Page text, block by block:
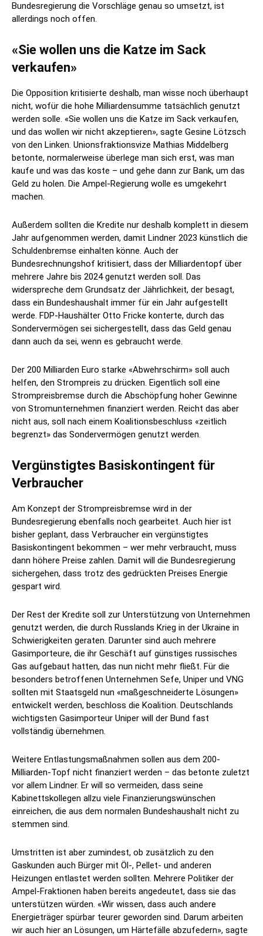
Bundesregierung die Vorschläge genau so umsetzt, ist
allerdings noch offen.
«Sie wollen uns die Katze im Sack
verkaufen»
Die Opposition kritisierte deshalb, man wisse noch überhaupt
nicht, wofür die hohe Milliardensumme tatsächlich genutzt
werden solle. «Sie wollen uns die Katze im Sack verkaufen,
und das wollen wir nicht akzeptieren», sagte Gesine Lötzsch
von den Linken. Unionsfraktionsvize Mathias Middelberg
betonte, normalerweise überlege man sich erst, was man
kaufe und was das koste – und gehe dann zur Bank, um das
Geld zu holen. Die Ampel-Regierung wolle es umgekehrt
machen.
Außerdem sollten die Kredite nur deshalb komplett in diesem
Jahr aufgenommen werden, damit Lindner 2023 künstlich die
Schuldenbremse einhalten könne. Auch der
Bundesrechnungshof kritisiert, dass der Milliardentopf über
mehrere Jahre bis 2024 genutzt werden soll. Das
widerspreche dem Grundsatz der Jährlichkeit, der besagt,
dass ein Bundeshaushalt immer für ein Jahr aufgestellt
werde. FDP-Haushälter Otto Fricke konterte, durch das
Sondervermögen sei sichergestellt, dass das Geld genau
dann auch da sei, wenn es gebraucht werde.
Der 200 Milliarden Euro starke «Abwehrschirm» soll auch
helfen, den Strompreis zu drücken. Eigentlich soll eine
Strompreisbremse durch die Abschöpfung hoher Gewinne
von Stromunternehmen finanziert werden. Reicht das aber
nicht aus, soll nach einem Koalitionsbeschluss «zeitlich
begrenzt» das Sondervermögen genutzt werden.
Vergünstigtes Basiskontingent für
Verbraucher
Am Konzept der Strompreisbremse wird in der
Bundesregierung ebenfalls noch gearbeitet. Auch hier ist
bisher geplant, dass Verbraucher ein vergünstigtes
Basiskontingent bekommen – wer mehr verbraucht, muss
dann höhere Preise zahlen. Damit will die Bundesregierung
sichergehen, dass trotz des gedrückten Preises Energie
gespart wird.
Der Rest der Kredite soll zur Unterstützung von Unternehmen
genutzt werden, die durch Russlands Krieg in der Ukraine in
Schwierigkeiten geraten. Darunter sind auch mehrere
Gasimporteure, die ihr Geschäft auf günstiges russisches
Gas aufgebaut hatten, das nun nicht mehr fließt. Für die
besonders betroffenen Unternehmen Sefe, Uniper und VNG
sollten mit Staatsgeld nun «maßgeschneiderte Lösungen»
entwickelt werden, beschloss die Koalition. Deutschlands
wichtigsten Gasimporteur Uniper will der Bund fast
vollständig übernehmen.
Weitere Entlastungsmaßnahmen sollen aus dem 200-
Milliarden-Topf nicht finanziert werden – das betonte zuletzt
vor allem Lindner. Er will so vermeiden, dass seine
Kabinettskollegen allzu viele Finanzierungswünschen
einreichen, die aus dem normalen Bundeshaushalt nicht zu
stemmen sind.
Umstritten ist aber zumindest, ob zusätzlich zu den
Gaskunden auch Bürger mit Öl-, Pellet- und anderen
Heizungen entlastet werden sollten. Mehrere Politiker der
Ampel-Fraktionen haben bereits angedeutet, dass sie das
unterstützen würden. «Wir wissen, dass auch andere
Energieträger spürbar teurer geworden sind. Darum arbeiten
wir auch hier an Lösungen, um Härtefälle abzufedern», sagte